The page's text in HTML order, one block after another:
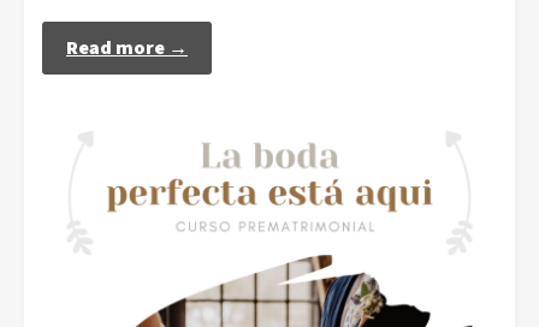
Read more →